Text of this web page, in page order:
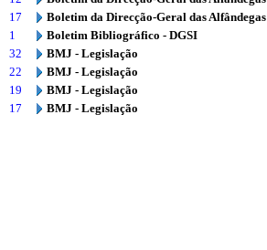
17
Boletim da Direcção-Geral das Alfândegas
1
Boletim Bibliográfico - DGSI
32
BMJ - Legislação
22
BMJ - Legislação
19
BMJ - Legislação
17
BMJ - Legislação